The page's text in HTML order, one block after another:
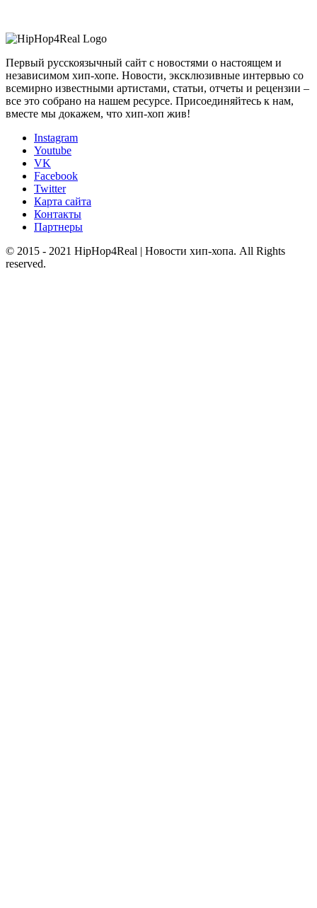
Первый русскоязычный сайт с новостями о настоящем и
независимом хип-хопе. Новости, эксклюзивные интервью со
всемирно известными артистами, статьи, отчеты и рецензии –
все это собрано на нашем ресурсе. Присоединяйтесь к нам,
вместе мы докажем, что хип-хоп жив!
Instagram
Youtube
VK
Facebook
Twitter
Карта сайта
Контакты
Партнеры
© 2015 - 2021 HipHop4Real | Новости хип-хопа. All Rights
reserved.